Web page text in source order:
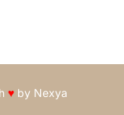
♥ by Nexya